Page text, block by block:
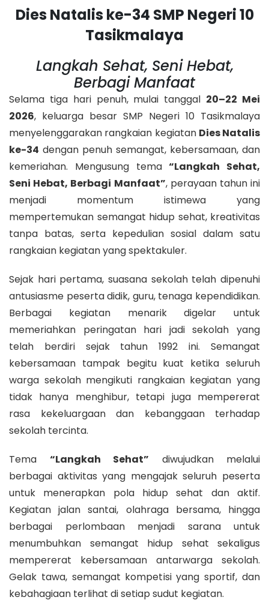
Dies Natalis ke-34 SMP Negeri 10
Tasikmalaya
Langkah Sehat, Seni Hebat,
Berbagi Manfaat
Selama tiga hari penuh, mulai tanggal 20–22 Mei
2026, keluarga besar SMP Negeri 10 Tasikmalaya
menyelenggarakan rangkaian kegiatan Dies Natalis
ke-34 dengan penuh semangat, kebersamaan, dan
kemeriahan. Mengusung tema“Langkah Sehat,
Seni Hebat, Berbagi Manfaat”, perayaan tahun ini
menjadi momentum istimewa yang
mempertemukan semangat hidup sehat, kreativitas
tanpa batas, serta kepedulian sosial dalam satu
rangkaian kegiatan yang spektakuler.
Sejak hari pertama, suasana sekolah telah dipenuhi
antusiasme peserta didik, guru, tenaga kependidikan.
Berbagai kegiatan menarik digelar untuk
memeriahkan peringatan hari jadi sekolah yang
telah berdiri sejak tahun 1992 ini. Semangat
kebersamaan tampak begitu kuat ketika seluruh
warga sekolah mengikuti rangkaian kegiatan yang
tidak hanya menghibur, tetapi juga mempererat
rasa kekeluargaan dan kebanggaan terhadap
sekolah tercinta.
Tema “Langkah Sehat” diwujudkan melalui
berbagai aktivitas yang mengajak seluruh peserta
untuk menerapkan pola hidup sehat dan aktif.
Kegiatan jalan santai, olahraga bersama, hingga
berbagai perlombaan menjadi sarana untuk
menumbuhkan semangat hidup sehat sekaligus
mempererat kebersamaan antarwarga sekolah.
Gelak tawa, semangat kompetisi yang sportif, dan
kebahagiaan terlihat di setiap sudut kegiatan.